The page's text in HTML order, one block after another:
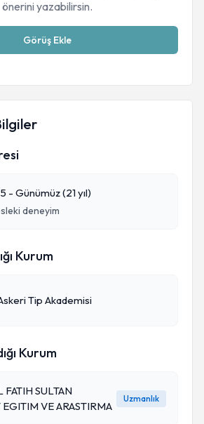
önerini yazabilirsin.
Görüş Ekle
- Günümüz (21 yıl)
deneyim
Kurum
Tip Akademisi
Kurum
FATIH SULTAN
VE ARASTIRMA
Uzmanlık